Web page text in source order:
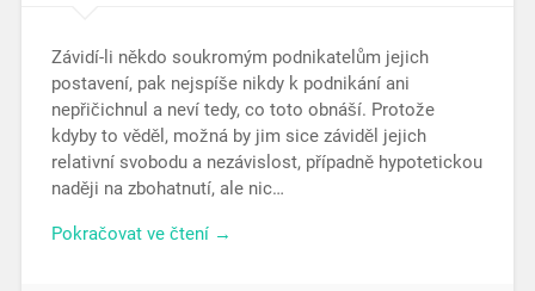
Závidí-li někdo soukromým podnikatelům jejich
postavení, pak nejspíše nikdy k podnikání ani
nepřičichnul a neví tedy, co toto obnáší. Protože
kdyby to věděl, možná by jim sice záviděl jejich
relativní svobodu a nezávislost, případně hypotetickou
naději na zbohatnutí, ale nic…
Pokračovat ve čtení →